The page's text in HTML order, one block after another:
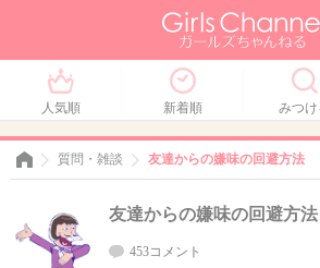
人気順 新着順 みつけ
質問・雑談 友達からの嫌味の回避方法
友達からの嫌味の回避方法
453コメント